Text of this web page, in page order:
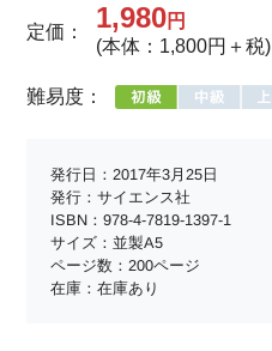
定価： 1,980円
(本体：1,800円＋税)
難易度：
発行日：2017年3月25日
発行：サイエンス社
ISBN：978-4-7819-1397-1
サイズ：並製A5
ページ数：200ページ
在庫：在庫あり